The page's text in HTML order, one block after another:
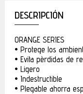
DESCRIPCIÓN
ORANGE SERIES
• Protege los
• Evita pèrdidas de
• Ligero
• Indestructible
• Plegable ahorra